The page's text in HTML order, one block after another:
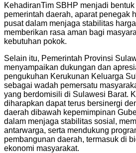
KehadiranTim SBHP menjadi
pemerintah daerah, aparat penegak
pusat dalam menjaga stabilitas
memberikan rasa aman bagi
kebutuhan pokok.
Selain itu, Pemerintah Provinsi
menyampaikan dukungan dan
pengukuhan Kerukunan Keluarga
sebagai wadah pemersatu
yang berdomisili di Sulawesi Barat.
diharapkan dapat terus bersinergi
daerah dibawah kepemimpinan
dalam menjaga stabilitas sosial,
antarwarga, serta mendukung
pembangunan daerah, termasuk di
ekonomi masyarakat.